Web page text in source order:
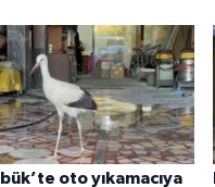
oto yıkamacıya